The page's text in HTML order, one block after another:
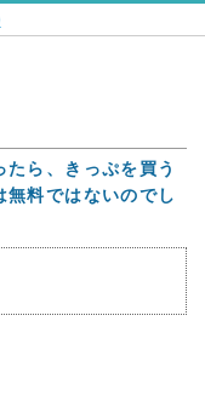
ら、きっぷを買う
無料ではないのでし